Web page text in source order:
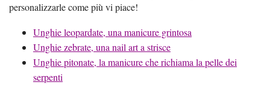
personalizzarle come più vi piace!
Unghie leopardate, una manicure grintosa
Unghie zebrate, una nail art a strisce
Unghie pitonate, la manicure che richiama la pelle dei
serpenti